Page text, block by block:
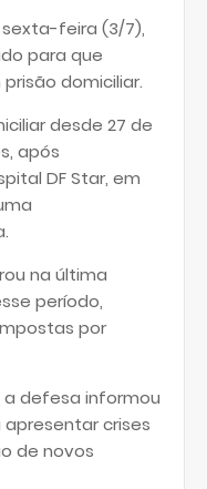
feira (3/7),
para que
domiciliar.
desde 27 de
após
DF Star, em
na última
período,
por
a defesa informou
crises
de novos